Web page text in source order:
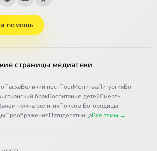
помощь
страницы медиатеки
ПасхаВеликий постПостМолитваЛитургияБог
бракВоспитание детейСмерть
нужна религияПокров Богородицы
ПреображениеПятидесятницаВсе темы →